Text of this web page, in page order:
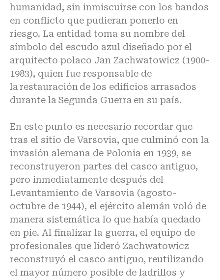
humanidad, sin inmiscuirse con los bandos
en conflicto que pudieran ponerlo en
riesgo. La entidad toma su nombre del
símbolo del escudo azul diseñado por el
arquitecto polaco Jan Zachwatowicz (1900-
1983), quien fue responsable de
la restauración de los edificios arrasados
durante la Segunda Guerra en su país.
En este punto es necesario recordar que
tras el sitio de Varsovia, que culminó con la
invasión alemana de Polonia en 1939, se
reconstruyeron partes del casco antiguo,
pero inmediatamente después del
Levantamiento de Varsovia (agosto-
octubre de 1944), el ejército alemán voló de
manera sistemática lo que había quedado
en pie. Al finalizar la guerra, el equipo de
profesionales que lideró Zachwatowicz
reconstruyó el casco antiguo, reutilizando
el mayor número posible de ladrillos y